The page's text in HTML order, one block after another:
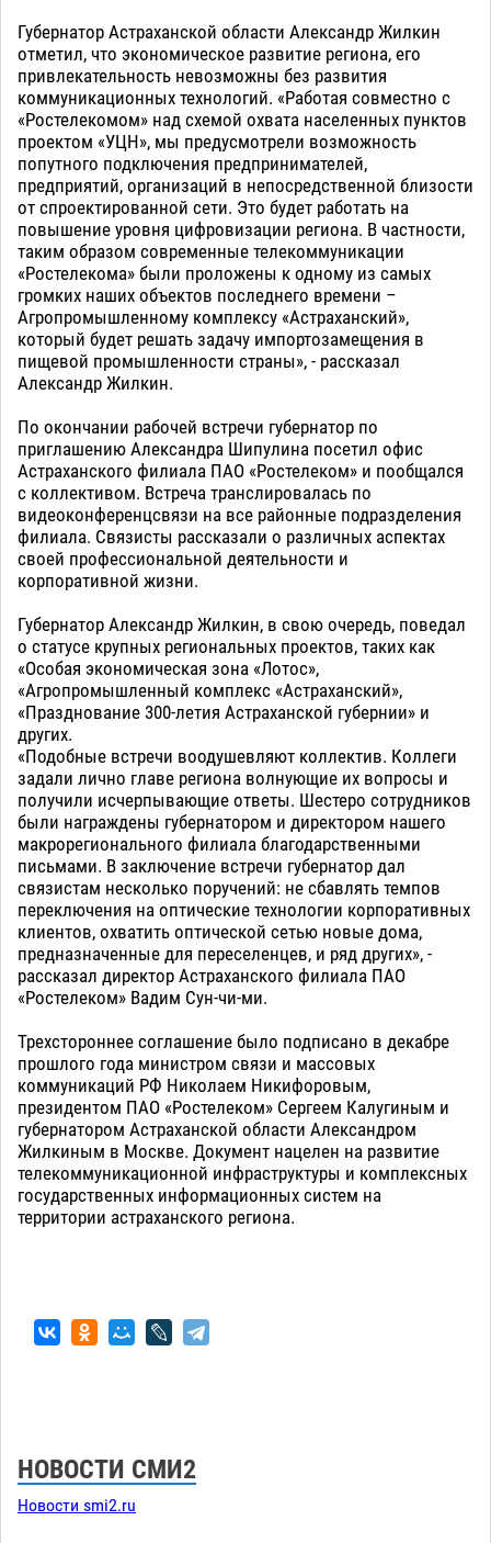
Губернатор Астраханской области Александр Жилкин
отметил, что экономическое развитие региона, его
привлекательность невозможны без развития
коммуникационных технологий. «Работая совместно с
«Ростелекомом» над схемой охвата населенных пунктов
проектом «УЦН», мы предусмотрели возможность
попутного подключения предпринимателей,
предприятий, организаций в непосредственной близости
от спроектированной сети. Это будет работать на
повышение уровня цифровизации региона. В частности,
таким образом современные телекоммуникации
«Ростелекома» были проложены к одному из самых
громких наших объектов последнего времени –
Агропромышленному комплексу «Астраханский»,
который будет решать задачу импортозамещения в
пищевой промышленности страны», - рассказал
Александр Жилкин.
По окончании рабочей встречи губернатор по
приглашению Александра Шипулина посетил офис
Астраханского филиала ПАО «Ростелеком» и пообщался
с коллективом. Встреча транслировалась по
видеоконференцсвязи на все районные подразделения
филиала. Связисты рассказали о различных аспектах
своей профессиональной деятельности и
корпоративной жизни.
Губернатор Александр Жилкин, в свою очередь, поведал
о статусе крупных региональных проектов, таких как
«Особая экономическая зона «Лотос»,
«Агропромышленный комплекс «Астраханский»,
«Празднование 300-летия Астраханской губернии» и
других.
«Подобные встречи воодушевляют коллектив. Коллеги
задали лично главе региона волнующие их вопросы и
получили исчерпывающие ответы. Шестеро сотрудников
были награждены губернатором и директором нашего
макрорегионального филиала благодарственными
письмами. В заключение встречи губернатор дал
связистам несколько поручений: не сбавлять темпов
переключения на оптические технологии корпоративных
клиентов, охватить оптической сетью новые дома,
предназначенные для переселенцев, и ряд других», -
рассказал директор Астраханского филиала ПАО
«Ростелеком» Вадим Сун-чи-ми.
Трехстороннее соглашение было подписано в декабре
прошлого года министром связи и массовых
коммуникаций РФ Николаем Никифоровым,
президентом ПАО «Ростелеком» Сергеем Калугиным и
губернатором Астраханской области Александром
Жилкиным в Москве. Документ нацелен на развитие
телекоммуникационной инфраструктуры и комплексных
государственных информационных систем на
территории астраханского региона.
НОВОСТИ СМИ2
Новости smi2.ru